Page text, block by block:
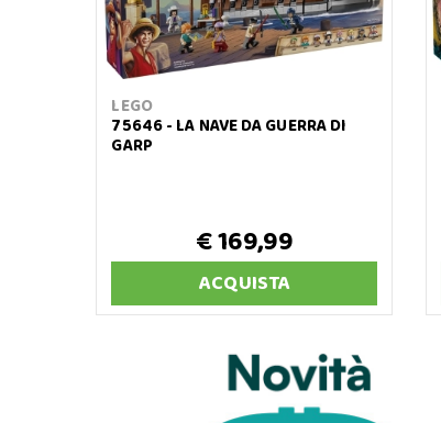
LEGO
75646 - LA NAVE DA GUERRA DI
GARP
€ 169,99
ACQUISTA